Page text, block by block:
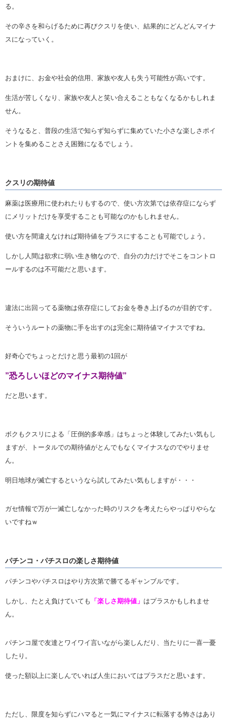
る。
その辛さを和らげるために再びクスリを使い、結果的にどんどんマイナ
スになっていく。
おまけに、お金や社会的信用、家族や友人も失う可能性が高いです。
生活が苦しくなり、家族や友人と笑い合えることもなくなるかもしれま
せん。
そうなると、普段の生活で知らず知らずに集めていた小さな楽しさポイ
ントを集めることさえ困難になるでしょう。
クスリの期待値
麻薬は医療用に使われたりもするので、使い方次第では依存症にならず
にメリットだけを享受することも可能なのかもしれません。
使い方を間違えなければ期待値をプラスにすることも可能でしょう。
しかし人間は欲求に弱い生き物なので、自分の力だけでそこをコントロ
ールするのは不可能だと思います。
違法に出回ってる薬物は依存症にしてお金を巻き上げるのが目的です。
そういうルートの薬物に手を出すのは完全に期待値マイナスですね。
好奇心でちょっとだけと思う最初の1回が
”恐ろしいほどのマイナス期待値”
だと思います。
ボクもクスリによる「圧倒的多幸感」はちょっと体験してみたい気もし
ますが、トータルでの期待値がとんでもなくマイナスなのでやりませ
ん。
明日地球が滅亡するというなら試してみたい気もしますが・・・
ガセ情報で万が一滅亡しなかった時のリスクを考えたらやっぱりやらな
いですねｗ
パチンコ・パチスロの楽しさ期待値
パチンコやパチスロはやり方次第で勝てるギャンブルです。
しかし、たとえ負けていても 「楽しさ期待値」 はプラスかもしれませ
ん。
パチンコ屋で友達とワイワイ言いながら楽しんだり、当たりに一喜一憂
したり。
使った額以上に楽しんでいれば人生においてはプラスだと思います。
ただし、限度を知らずにハマると一気にマイナスに転落する怖さはあり